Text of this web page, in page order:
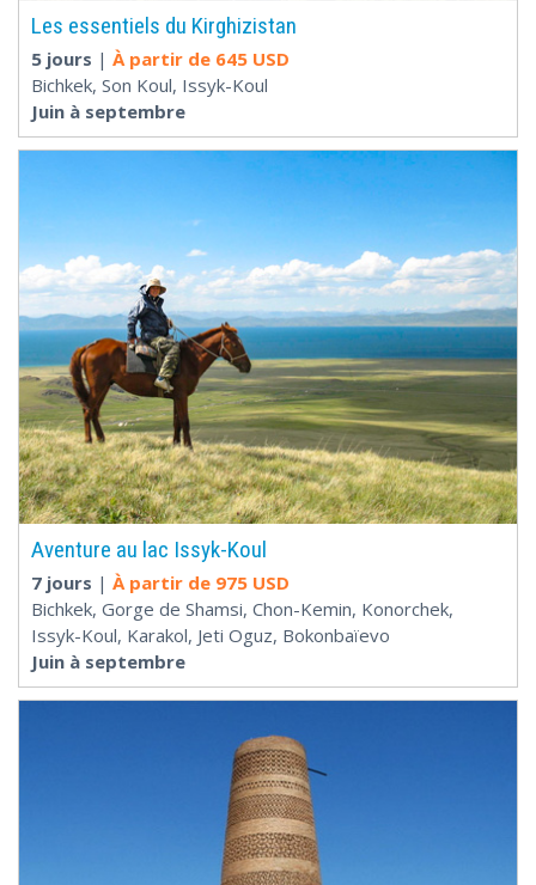
Les essentiels du Kirghizistan
5 jours | À partir de 645 USD
Bichkek, Son Koul, Issyk-Koul
Juin à septembre
Aventure au lac Issyk-Koul
7 jours | À partir de 975 USD
Bichkek, Gorge de Shamsi, Chon-Kemin, Konorchek,
Issyk-Koul, Karakol, Jeti Oguz, Bokonbaïevo
Juin à septembre